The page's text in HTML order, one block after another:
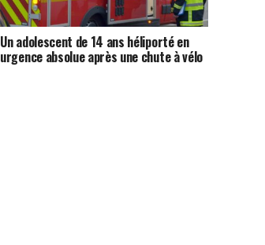
Un adolescent de 14 ans héliporté en
urgence absolue après une chute à vélo